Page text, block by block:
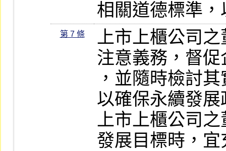
相關道德標準
第 7 條
上市上櫃公司
注意義務，督
，並隨時檢討
以確保永續發
上市上櫃公司
發展目標時，